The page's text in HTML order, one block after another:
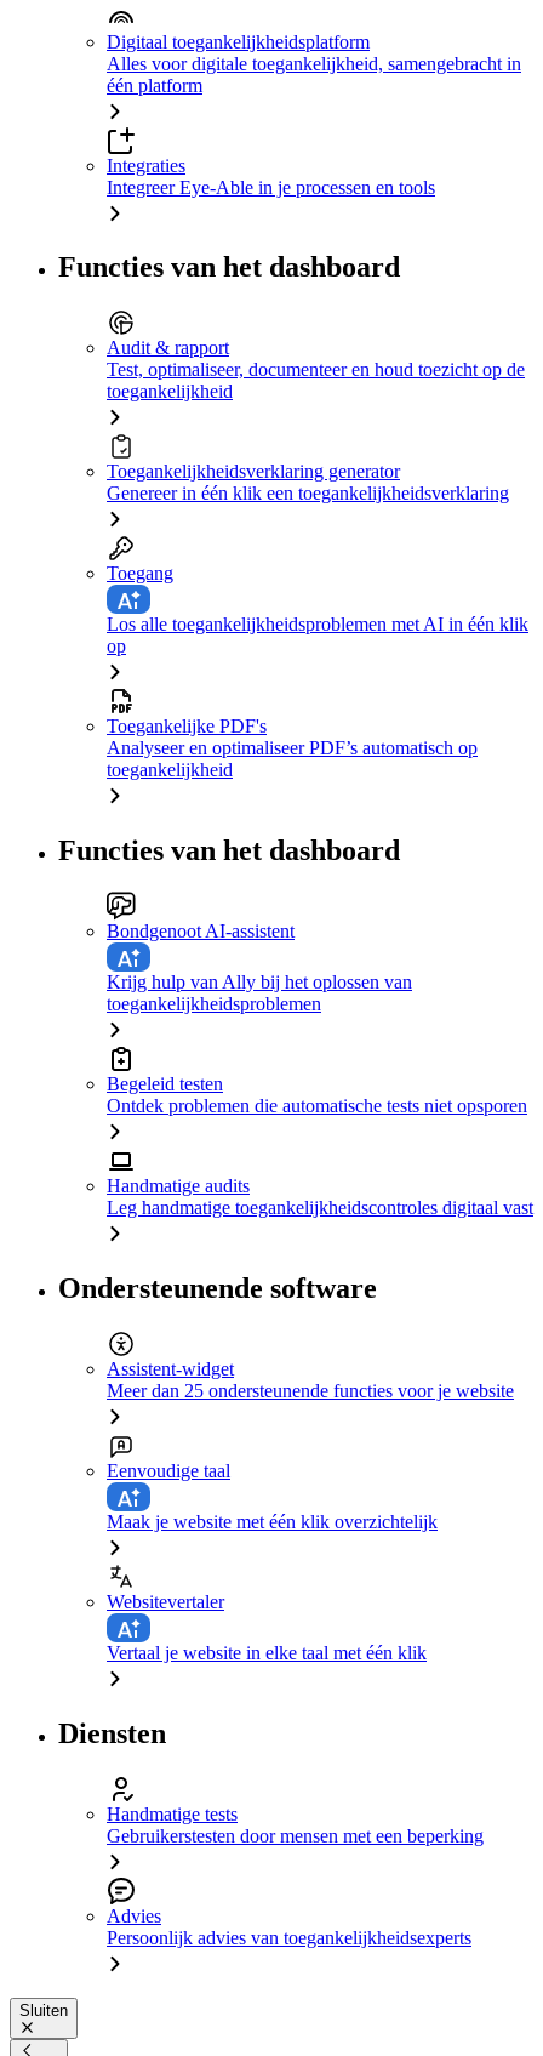
Digitaal toegankelijkheidsplatform
Alles voor digitale toegankelijkheid, samengebracht in
één platform
Integraties
Integreer Eye-Able in je processen en tools
Functies van het dashboard
Audit & rapport
Test, optimaliseer, documenteer en houd toezicht op de
toegankelijkheid
Toegankelijkheidsverklaring generator
Genereer in één klik een toegankelijkheidsverklaring
Toegang
Los alle toegankelijkheidsproblemen met AI in één klik
op
Toegankelijke PDF's
Analyseer en optimaliseer PDF’s automatisch op
toegankelijkheid
Functies van het dashboard
Bondgenoot AI-assistent
Krijg hulp van Ally bij het oplossen van
toegankelijkheidsproblemen
Begeleid testen
Ontdek problemen die automatische tests niet opsporen
Handmatige audits
Leg handmatige toegankelijkheidscontroles digitaal vast
Ondersteunende software
Assistent-widget
Meer dan 25 ondersteunende functies voor je website
Eenvoudige taal
Maak je website met één klik overzichtelijk
Websitevertaler
Vertaal je website in elke taal met één klik
Diensten
Handmatige tests
Gebruikerstesten door mensen met een beperking
Advies
Persoonlijk advies van toegankelijkheidsexperts
Sluiten